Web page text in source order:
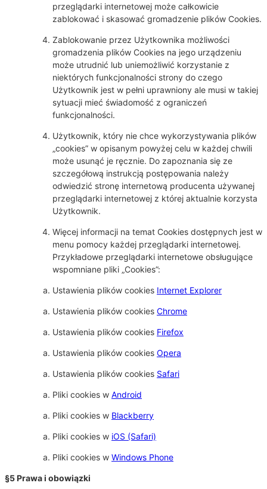
przeglądarki internetowej może całkowicie
zablokować i skasować gromadzenie plików Cookies.
Zablokowanie przez Użytkownika możliwości
gromadzenia plików Cookies na jego urządzeniu
może utrudnić lub uniemożliwić korzystanie z
niektórych funkcjonalności strony do czego
Użytkownik jest w pełni uprawniony ale musi w takiej
sytuacji mieć świadomość z ograniczeń
funkcjonalności.
Użytkownik, który nie chce wykorzystywania plików
„cookies” w opisanym powyżej celu w każdej chwili
może usunąć je ręcznie. Do zapoznania się ze
szczegółową instrukcją postępowania należy
odwiedzić stronę internetową producenta używanej
przeglądarki internetowej z której aktualnie korzysta
Użytkownik.
Więcej informacji na temat Cookies dostępnych jest w
menu pomocy każdej przeglądarki internetowej.
Przykładowe przeglądarki internetowe obsługujące
wspomniane pliki „Cookies”:
Ustawienia plików cookies Internet Explorer
Ustawienia plików cookies Chrome
Ustawienia plików cookies Firefox
Ustawienia plików cookies Opera
Ustawienia plików cookies Safari
Pliki cookies w Android
Pliki cookies w Blackberry
Pliki cookies w iOS (Safari)
Pliki cookies w Windows Phone
§5 Prawa i obowiązki